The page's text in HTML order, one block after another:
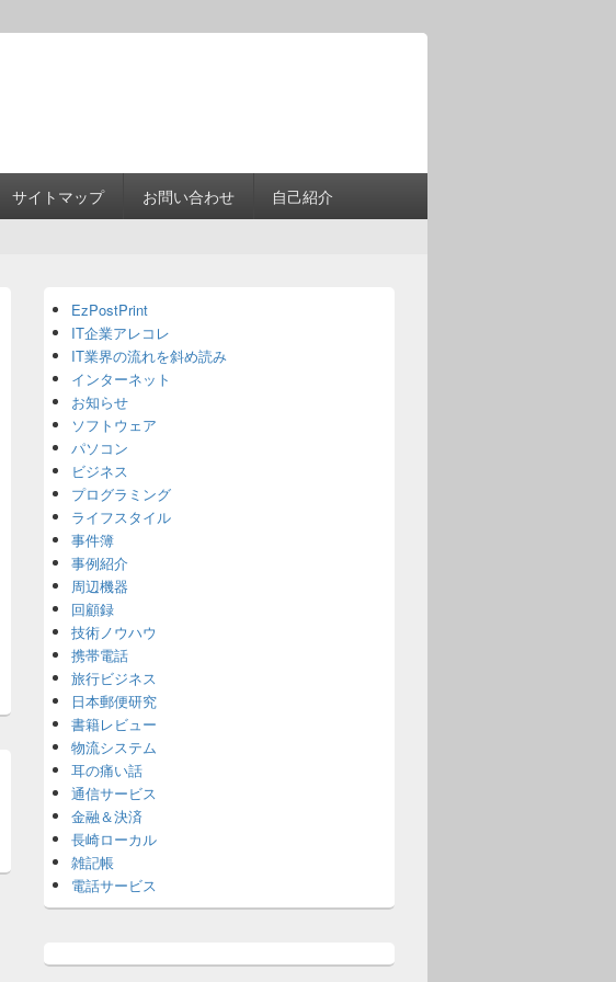
サイトマップ お問い合わせ 自己紹介
Sidebar
Widget
Area
EzPostPrint
IT企業アレコレ
IT業界の流れを斜め読み
インターネット
お知らせ
ソフトウェア
パソコン
ビジネス
プログラミング
ライフスタイル
事件簿
事例紹介
周辺機器
回顧録
技術ノウハウ
携帯電話
旅行ビジネス
日本郵便研究
書籍レビュー
物流システム
耳の痛い話
通信サービス
金融＆決済
長崎ローカル
雑記帳
電話サービス